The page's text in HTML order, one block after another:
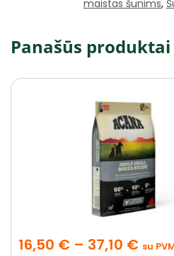
maistas šunims,
Panašūs produktai
16,50 € – 37,10 € su